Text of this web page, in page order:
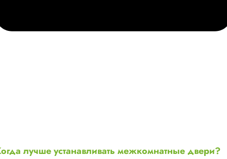
лучше устанавливать межкомнатные двери?